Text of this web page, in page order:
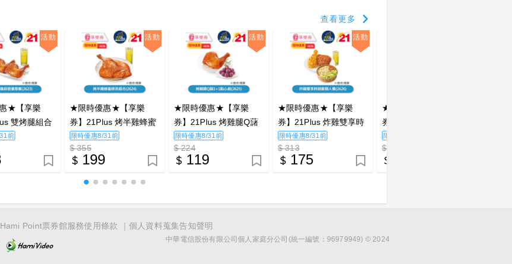
查看更多
活動
★【享樂
雙烤腿組合
子憑證
前
活動
★限時優惠★【享樂
券】21Plus 烤半雞蜂蜜
綠茶組合(2624)_電子憑
證
限時優惠8/31前
$ 355
199
活動
★限時優惠★【享樂
券】21Plus 烤雞腿Q藷
1+1點心組(2625)_電子
憑證
限時優惠8/31前
$ 224
119
活動
★限時優惠★【享樂
券】21Plus 炸雞雙享時
蔬飯個人餐(2626)_電子
憑證
限時優惠8/31前
$ 313
175
★限時優惠★【享樂
券】21Plus 烤炸雙霸泡
麵獨享餐(2627)_電子憑
證
限時優惠8/31前
$ 338
Hami Point票券館服務使用條款 個人資料蒐集告知聲明
中華電信股份有限公司個人家庭分公司(統一編號：96979949) © 2024